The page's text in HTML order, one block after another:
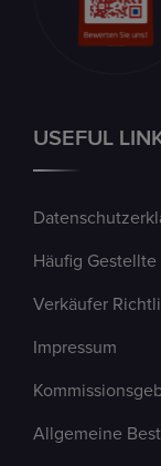
USEFUL
Häufig Gestellte
Verkäufer
Impressum
Allgemeine